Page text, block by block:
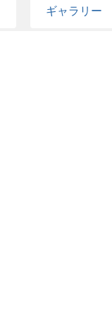
ギャラリー